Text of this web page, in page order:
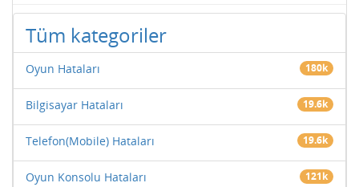
Tüm kategoriler
Oyun Hataları 180k
Bilgisayar Hataları 19.6k
Telefon(Mobile) Hataları 19.6k
Oyun Konsolu Hataları 121k